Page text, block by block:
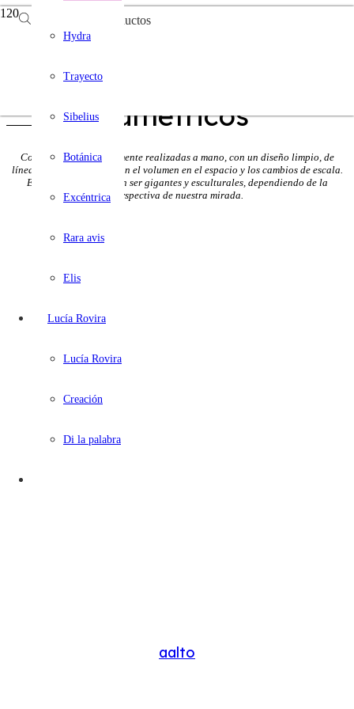
Búsqueda de productos
Hydra
Trayecto
Sibelius
Botánica
Excéntrica
Rara avis
Elis
Lucía Rovira
Lucía Rovira
Creación
Di la palabra
Volumétricos
Contundentes y enteramente realizadas a mano, con un diseño limpio, de
líneas puras que investigan el volumen en el espacio y los cambios de escala.
Estos pequeños pueden ser gigantes y esculturales, dependiendo de la
perspectiva de nuestra mirada.
aalto